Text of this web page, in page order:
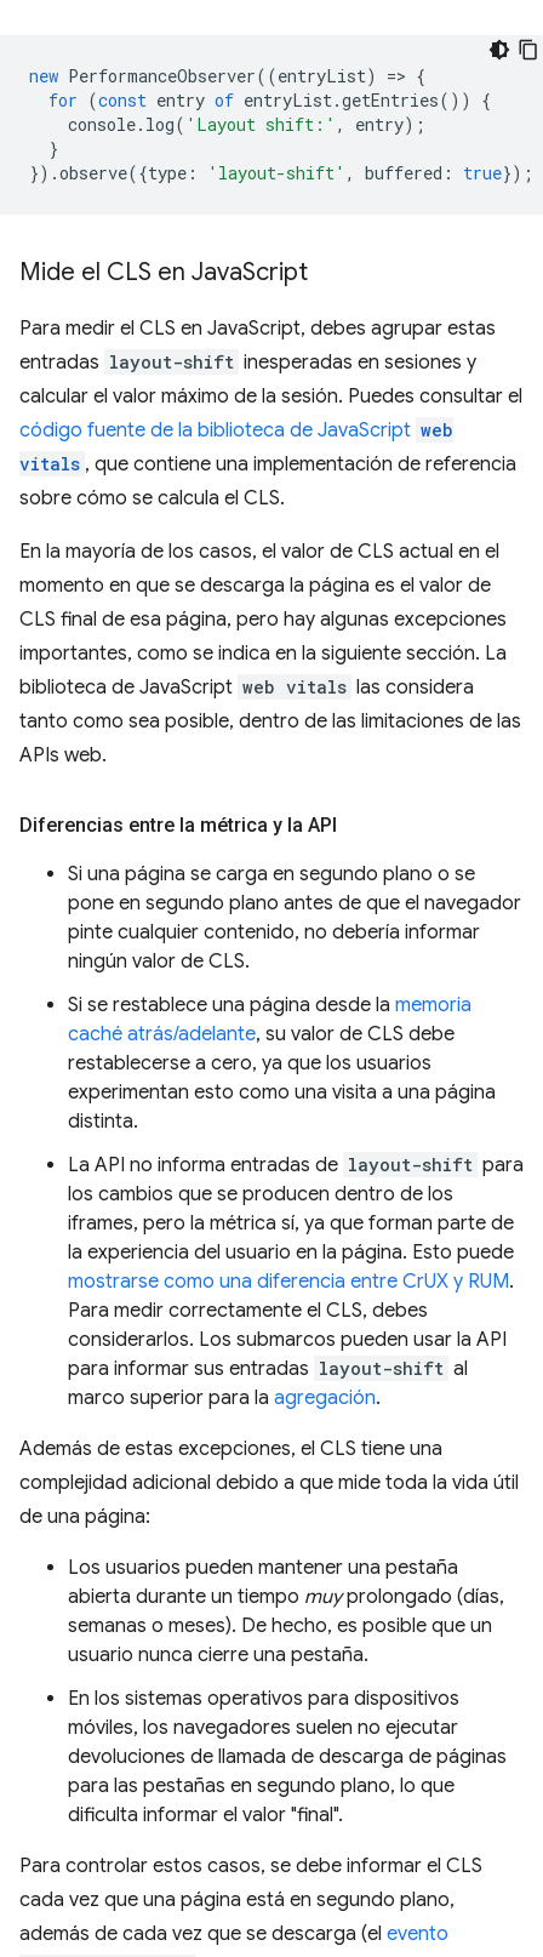
new PerformanceObserver((entryList) => {
for (const entry of entryList.getEntries())
{
console. log( 'Layout shift:' , entry);
}
}).observe({type : 'layout-shift' , buffered : true});
Mide el CLS en JavaScript
Para medir el CLS en JavaScript, debes agrupar estas
entradas layout-shift inesperadas en sesiones y
calcular el valor máximo de la sesión. Puedes consultar el
código fuente de la biblioteca de JavaScript web
vitals , que contiene una implementación de referencia
sobre cómo se calcula el CLS.
En la mayoría de los casos, el valor de CLS actual en el
momento en que se descarga la página es el valor de
CLS final de esa página, pero hay algunas excepciones
importantes, como se indica en la siguiente sección. La
biblioteca de JavaScript web vitals las considera
tanto como sea posible, dentro de las limitaciones de las
APIs web.
Diferencias entre la métrica y la API
Si una página se carga en segundo plano o se
pone en segundo plano antes de que el navegador
pinte cualquier contenido, no debería informar
ningún valor de CLS.
Si se restablece una página desde la memoria
caché atrás/adelante, su valor de CLS debe
restablecerse a cero, ya que los usuarios
experimentan esto como una visita a una página
distinta.
La API no informa entradas de layout-shift para
los cambios que se producen dentro de los
iframes, pero la métrica sí, ya que forman parte de
la experiencia del usuario en la página. Esto puede
mostrarse como una diferencia entre CrUX y RUM.
Para medir correctamente el CLS, debes
considerarlos. Los submarcos pueden usar la API
para informar sus entradas layout-shift al
marco superior para la agregación.
Además de estas excepciones, el CLS tiene una
complejidad adicional debido a que mide toda la vida útil
de una página:
Los usuarios pueden mantener una pestaña
abierta durante un tiempo muyprolongado (días,
semanas o meses). De hecho, es posible que un
usuario nunca cierre una pestaña.
En los sistemas operativos para dispositivos
móviles, los navegadores suelen no ejecutar
devoluciones de llamada de descarga de páginas
para las pestañas en segundo plano, lo que
dificulta informar el valor "final".
Para controlar estos casos, se debe informar el CLS
cada vez que una página está en segundo plano,
además de cada vez que se descarga (el evento